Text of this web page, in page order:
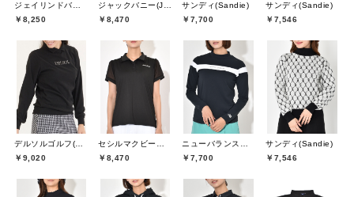
￥8,250
￥8,470
サンディ(Sandie)
￥7,700
サンディ(Sandie)
￥7,546
￥9,020
￥8,470
￥7,700
サンディ(Sandie)
￥7,546